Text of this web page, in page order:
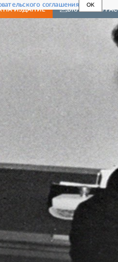
соглашения OK
НА ИЗДАНИЕ ВКЛЮЧИТЬ